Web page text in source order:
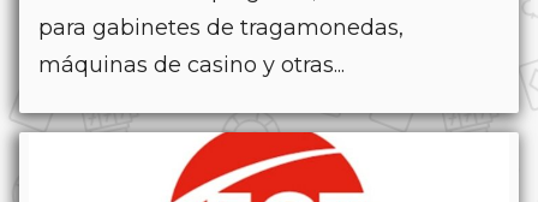
para gabinetes de tragamonedas,
máquinas de casino y otras...